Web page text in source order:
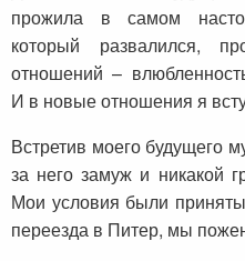
прожила в самом
который развалился,
отношений –
И в новые отношения я
Встретив моего будущего
за него замуж и никакой
Мои условия были
переезда в Питер, мы